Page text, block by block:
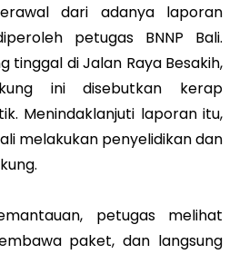
dari adanya laporan
petugas BNNP Bali.
tinggal di Jalan Raya Besakih,
ini disebutkan kerap
Menindaklanjuti laporan itu,
melakukan penyelidikan dan
petugas melihat
paket, dan langsung